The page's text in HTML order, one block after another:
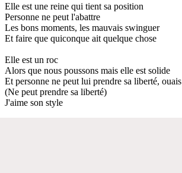
Elle est une reine qui tient sa position
Personne ne peut l'abattre
Les bons moments, les mauvais swinguer
Et faire que quiconque ait quelque chose
Elle est un roc
Alors que nous poussons mais elle est solide
Et personne ne peut lui prendre sa liberté, ouais
(Ne peut prendre sa liberté)
J'aime son style